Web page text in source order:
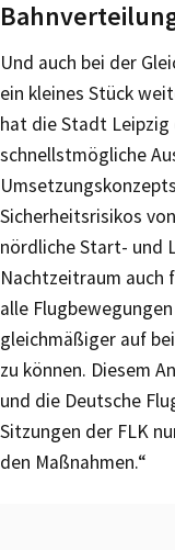
Und auch bei der
ein kleines Stück
hat die Stadt
schnellstmögliche
Sicherheitsrisikos
nördliche Start- und
Nachtzeitraum auch
alle
gleichmäßiger auf
zu können. Diesem
und die Deutsche
Sitzungen der FLK
den Maßnahmen.“